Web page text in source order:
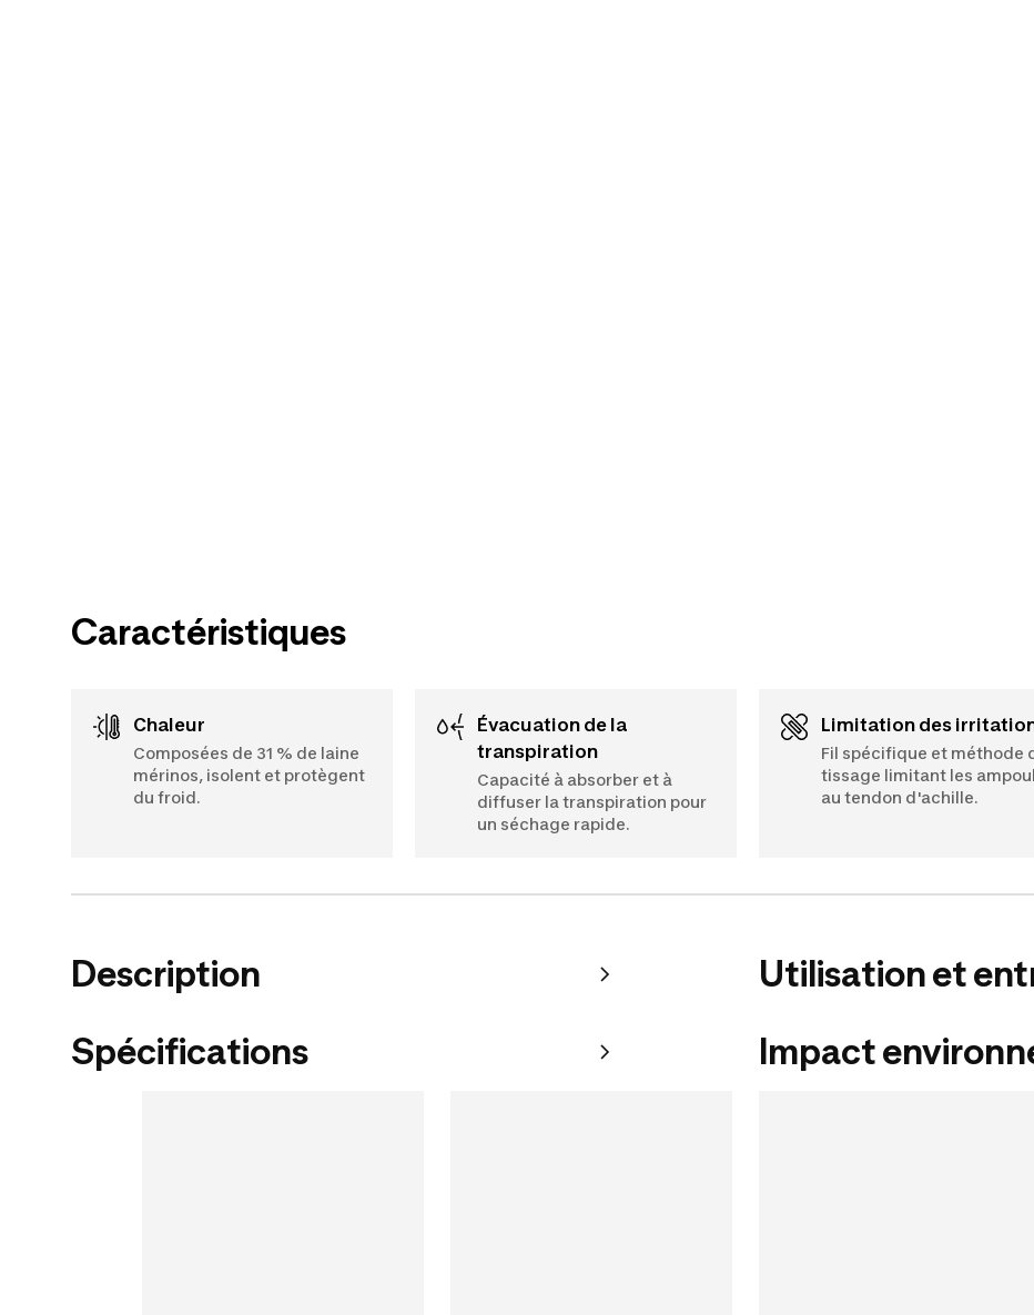
Caractéristiques
Chaleur
Composées de 31 % de laine
mérinos, isolent et protègent
du froid.
Évacuation de la
transpiration
Capacité à absorber et à
diffuser la transpiration pour
un séchage rapide.
Limitation des
Fil spécifique et méthode
tissage limitant les
au tendon d'achille.
Description
Spécifications
Utilisation et
Impact